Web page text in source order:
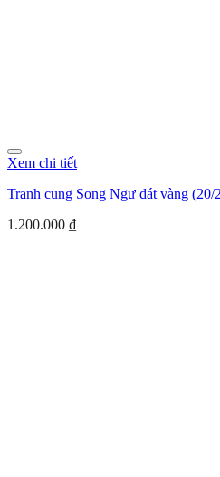
Xem chi tiết
Tranh cung Song Ngư dát vàng (20/
1.200.000 ₫